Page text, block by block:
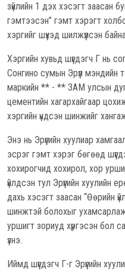
зүйлийн 1 дэх хэсэгт заасан
гэмтээсэн” гэмт хэрэгт
хэргийг шүүхэд шилжүүлсэн
Хэргийн хувьд шүүгдэгч Г нь
Сонгино сумын Эрүүл
маркийн ** - ** ЗАМ улсын
цементийн хагархайгаар
хэргийн үндсэн шинжийг
Энэ нь Эрүүгийн хуулиар
эсрэг гэмт хэрэг бөгөөд
хохирогчид хохирол, хор
үйлдсэн тул Эрүүгийн хуулийн
дахь хэсэгт заасан “Өөрийн
шинжтэй болохыг ухамсарлаж
уршигт зориуд хүргэсэн бол
үзнэ.
Иймд шүүгдэгч Г-г Эрүүгийн